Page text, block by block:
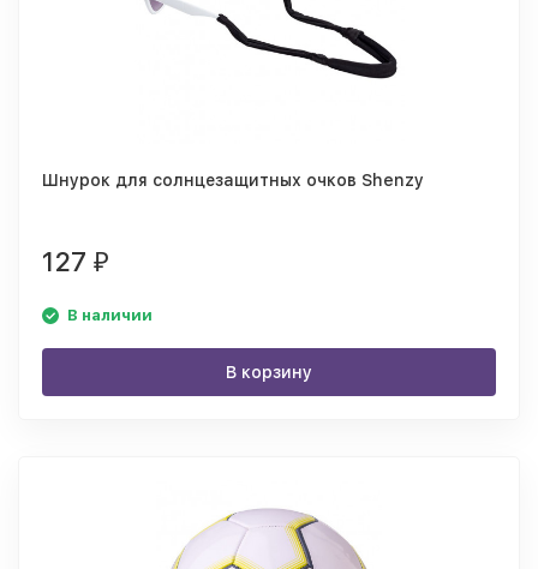
Шнурок для солнцезащитных очков Shenzy
127 ₽
В наличии
В корзину